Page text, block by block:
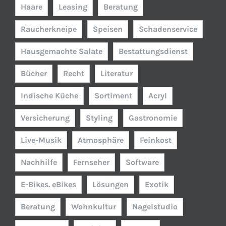
Haare Leasing Beratung
Raucherkneipe Speisen Schadenservice
Hausgemachte Salate Bestattungsdienst
Bücher Recht Literatur
Indische Küche Sortiment Acryl
Versicherung Styling Gastronomie
Live-Musik Atmosphäre Feinkost
Nachhilfe Fernseher Software
E-Bikes. eBikes Lösungen Exotik
Beratung Wohnkultur Nagelstudio